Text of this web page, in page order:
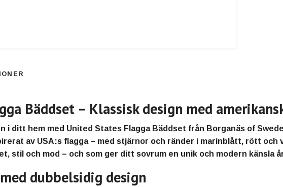
Bäddset – Klassisk design med
i ditt hem med United States Flagga Bäddset från Borganäs of
av USA:s flagga – med stjärnor och ränder i marinblått, rött och
stil och mod – och som ger ditt sovrum en unik och modern känsla
dubbelsidig design